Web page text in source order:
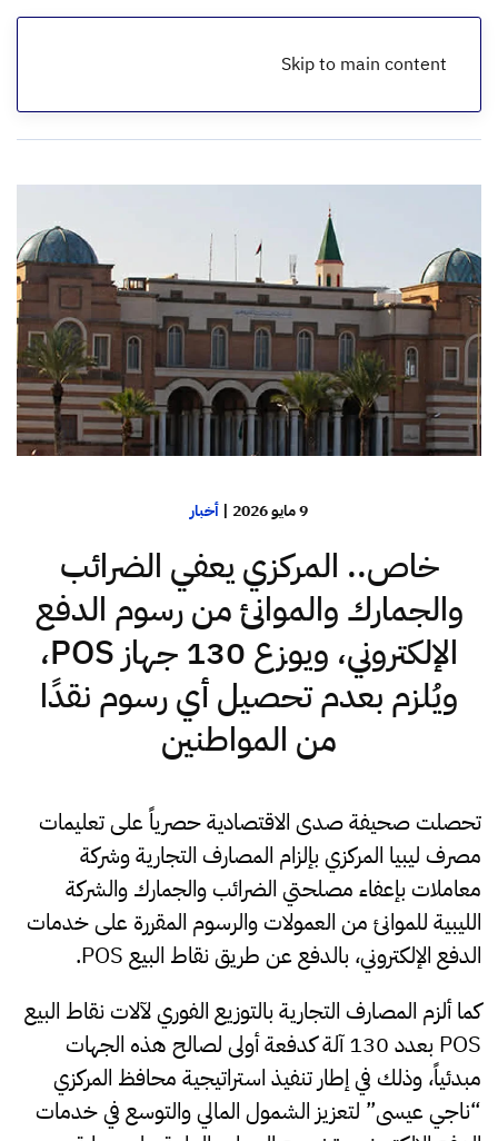
Skip to main content
الرئيسية
9 مايو 2026 | أخبار
خاص.. المركزي يعفي الضرائب
والجمارك والموانئ من رسوم الدفع
الإلكتروني، ويوزع 130 جهاز POS،
ويُلزم بعدم تحصيل أي رسوم نقدًا
من المواطنين
تحصلت صحيفة صدى الاقتصادية حصرياً على تعليمات
مصرف ليبيا المركزي بإلزام المصارف التجارية وشركة
معاملات بإعفاء مصلحتي الضرائب والجمارك والشركة
الليبية للموانئ من العمولات والرسوم المقررة على خدمات
الدفع الإلكتروني، بالدفع عن طريق نقاط البيع POS.
كما ألزم المصارف التجارية بالتوزيع الفوري لآلات نقاط البيع
POS بعدد 130 آلة كدفعة أولى لصالح هذه الجهات
مبدئياً، وذلك في إطار تنفيذ استراتيجية محافظ المركزي
“ناجي عيسى” لتعزيز الشمول المالي والتوسع في خدمات